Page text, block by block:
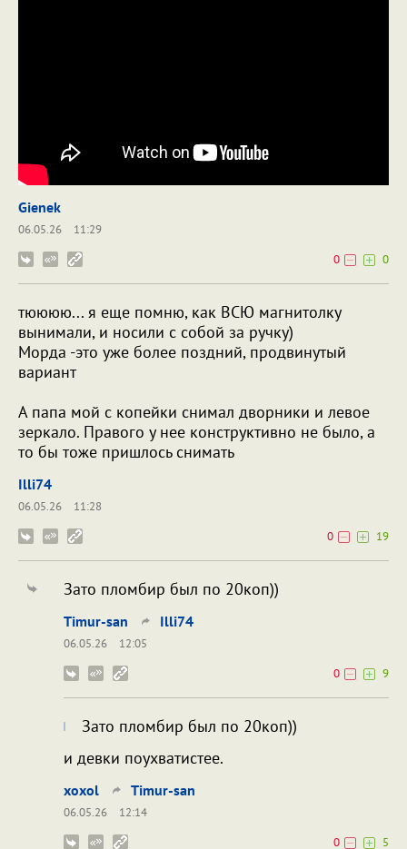
Gienek
06.05.26
11:29
0
0
тюююю... я еще помню, как ВСЮ магнитолку
вынимали, и носили с собой за ручку)
Морда -это уже более поздний, продвинутый
вариант
А папа мой с копейки снимал дворники и левое
зеркало. Правого у нее конструктивно не было, а
то бы тоже пришлось снимать
Illi74
06.05.26
11:28
0
19
Зато пломбир был по 20коп))
Timur-san Illi74
06.05.26
12:05
0
9
Зато пломбир был по 20коп))
и девки поухватистее.
xoxol Timur-san
06.05.26
12:14
0
5